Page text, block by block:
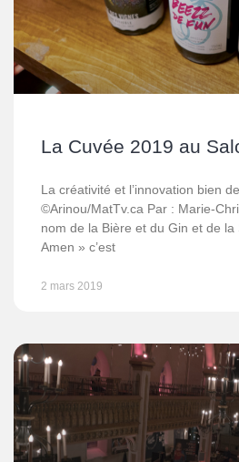
La Cuvée 2019 au
La créativité et l’innovation bien
©Arinou/MatTv.ca Par : Marie-
nom de la Bière et du Gin et de la
Amen » c’est
2 mars 2019